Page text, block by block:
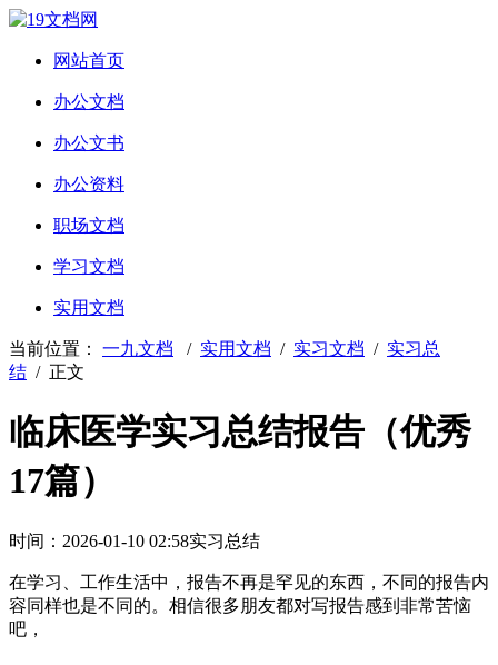
网站首页
办公文档
办公文书
办公资料
职场文档
学习文档
实用文档
当前位置： 一九文档 / 实用文档 / 实习文档 / 实习总
结 / 正文
临床医学实习总结报告（优秀
17篇）
时间：2026-01-10 02:58实习总结
在学习、工作生活中，报告不再是罕见的东西，不同的报告内
容同样也是不同的。相信很多朋友都对写报告感到非常苦恼
吧，